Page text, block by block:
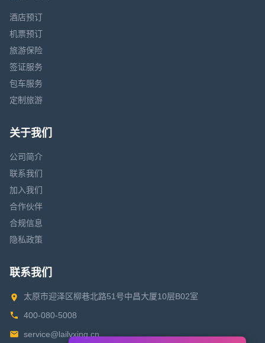
酒店预订
机票预订
旅游保险
签证服务
包车服务
定制旅游
关于我们
公司简介
联系我们
加入我们
合作伙伴
合规信息
隐私政策
联系我们
太原市迎泽区柳巷北路51号中昌大厦10层B02室
400-080-5008
service@lailvxing.cn